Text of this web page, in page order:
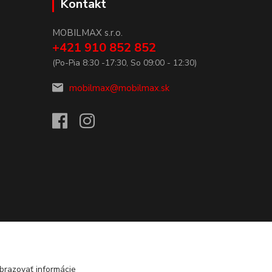
Kontakt
MOBILMAX s.r.o.
+421 910 852 852
(Po-Pia 8:30 -17:30, So 09:00 - 12:30)
mobilmax@mobilmax.sk
informácie